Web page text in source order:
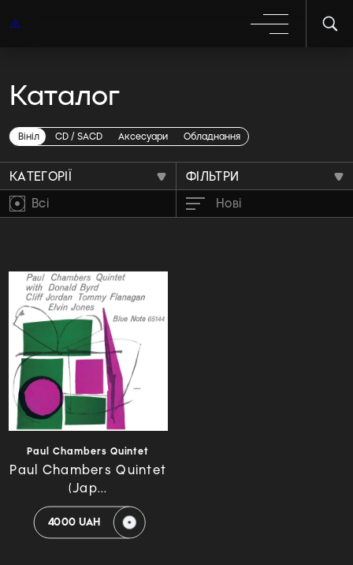
Каталог
Вініл CD / SACD Аксесуари Обладнання
Paul Chambers Quintet
КАТЕГОРІЇ
ФІЛЬТРИ
Всі
Нові
Paul Chambers Quintet
Paul Chambers Quintet
(Jap...
4000 UAH